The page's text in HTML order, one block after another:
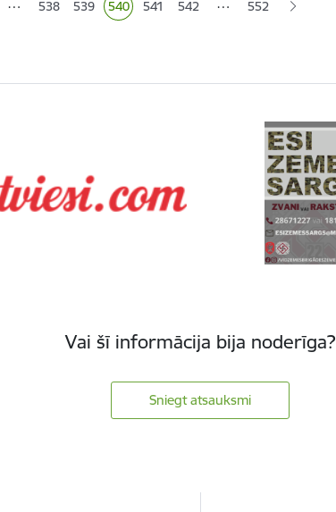
Lapa
538 Lapa
539 Pašreizējā lapa
540 Lapa
541 Lapa
542 552
Vai šī informācija bija noderīga?
Sniegt atsauksmi